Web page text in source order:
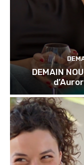
DEMAIN